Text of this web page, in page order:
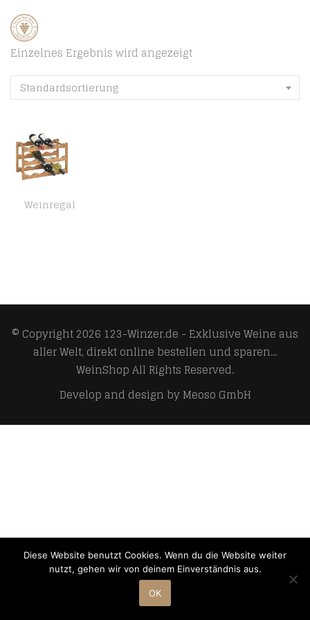
Einzelnes Ergebnis wird angezeigt
Standardsortierung
Weinregal
© Copyright 2026 123-Winzer.de - Exklusive Weine aus
aller Welt, direkt online bestellen und sparen...
WeinShopAll Rights Reserved.
Develop and design byMeoso GmbH
Diese Website benutzt Cookies. Wenn du die Website weiter
nutzt, gehen wir von deinem Einverständnis aus.
OK